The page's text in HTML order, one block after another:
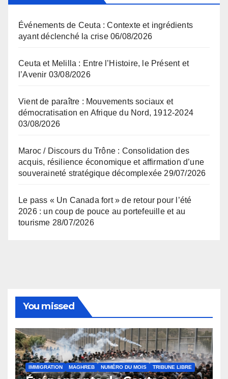
Événements de Ceuta : Contexte et ingrédients
ayant déclenché la crise 06/08/2026
Ceuta et Melilla : Entre l’Histoire, le Présent et
l’Avenir 03/08/2026
Vient de paraître : Mouvements sociaux et
démocratisation en Afrique du Nord, 1912-2024
03/08/2026
Maroc / Discours du Trône : Consolidation des
acquis, résilience économique et affirmation d’une
souveraineté stratégique décomplexée 29/07/2026
Le pass « Un Canada fort » de retour pour l’été
2026 : un coup de pouce au portefeuille et au
tourisme 28/07/2026
You missed
IMMIGRATION MAGHREB NUMÉRO DU MOIS TRIBUNE LIBRE